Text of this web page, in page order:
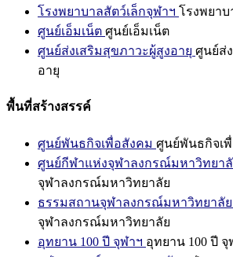
โรงพยาบาลสัตว์เล็กจุฬาฯ โรงพยาบ
ศูนย์เอ็มเน็ต ศูนย์เอ็มเน็ต
ศูนย์ส่งเสริมสุขภาวะผู้สูงอายุ ศูนย์ส่
อายุ
พื้นที่สร้างสรรค์
ศูนย์พันธกิจเพื่อสังคม ศูนย์พันธกิจเ
ศูนย์กีฬาแห่งจุฬาลงกรณ์มหาวิทยา
จุฬาลงกรณ์มหาวิทยาลัย
ธรรมสถานจุฬาลงกรณ์มหาวิทยาลัย
จุฬาลงกรณ์มหาวิทยาลัย
อุทยาน 100 ปี จุฬาฯ อุทยาน 100 ปี จุ